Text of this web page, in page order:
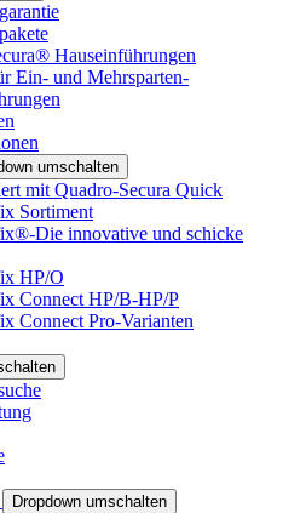
Hauseinführungen
Ein- und Mehrsparten-
umschalten
mit Quadro-Secura Quick
Sortiment
Die innovative und schicke
HP/O
Connect HP/B-HP/P
Connect Pro-Varianten
Dropdown umschalten